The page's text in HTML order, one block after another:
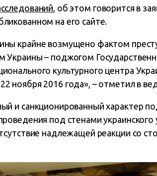
, об этом говорится в
на его сайте.
крайне возмущено фактом
Украины – поджогом
культурного центра
ноября 2016 года», – отметил в
и санкционированный характер
под стенами
надлежащей реакции со